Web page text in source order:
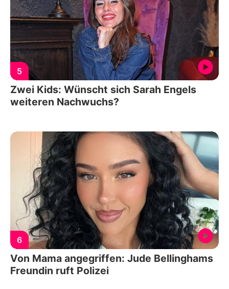
5
Zwei Kids: Wünscht sich Sarah Engels
weiteren Nachwuchs?
6
Von Mama angegriffen: Jude Bellinghams
Freundin ruft Polizei